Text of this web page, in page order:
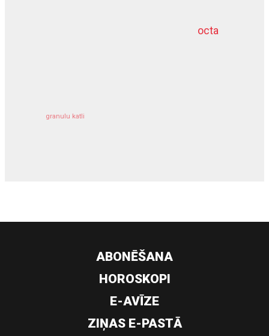
octa
granulu katli
dziļurbums
ABONĒŠANA
HOROSKOPI
E-AVĪZE
ZIŅAS E-PASTĀ